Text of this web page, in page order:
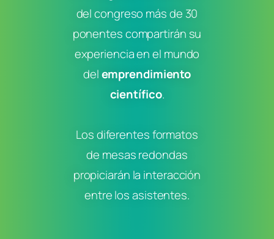
del congreso más de 30
ponentes compartirán su
experiencia en el mundo
delemprendimiento
científico.
Los diferentes formatos
de mesas redondas
propiciarán la interacción
entre los asistentes.